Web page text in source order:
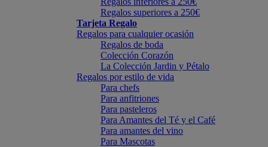
Regalos superiores a 250€
Tarjeta Regalo
Regalos para cualquier ocasión
Regalos de boda
Colección Corazón
La Colección Jardin y Pétalo
Regalos por estilo de vida
Para chefs
Para anfitriones
Para pasteleros
Para Amantes del Té y el Café
Para amantes del vino
Para Mascotas